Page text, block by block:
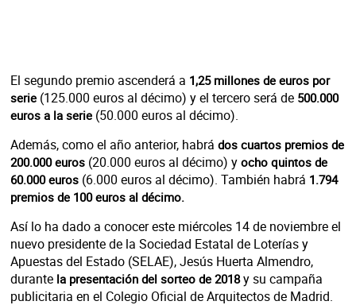
El segundo premio ascenderá a 1,25 millones de euros por
serie (125.000 euros al décimo) y el tercero será de 500.000
euros a la serie (50.000 euros al décimo).
Además, como el año anterior, habrádos cuartos premios de
200.000 euros (20.000 euros al décimo) y ocho quintos de
60.000 euros (6.000 euros al décimo). También habrá 1.794
premios de 100 euros al décimo.
Así lo ha dado a conocer este miércoles 14 de noviembre el
nuevo presidente de la Sociedad Estatal de Loterías y
Apuestas del Estado (SELAE), Jesús Huerta Almendro,
durante la presentación del sorteo de 2018y su campaña
publicitaria en el Colegio Oficial de Arquitectos de Madrid.